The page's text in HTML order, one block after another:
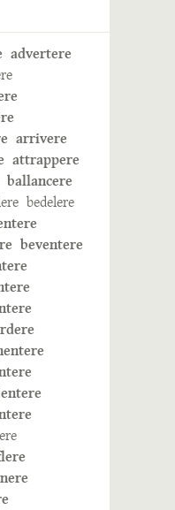
advertere
arrivere
attrappere
ballancere
bedelere
beventere